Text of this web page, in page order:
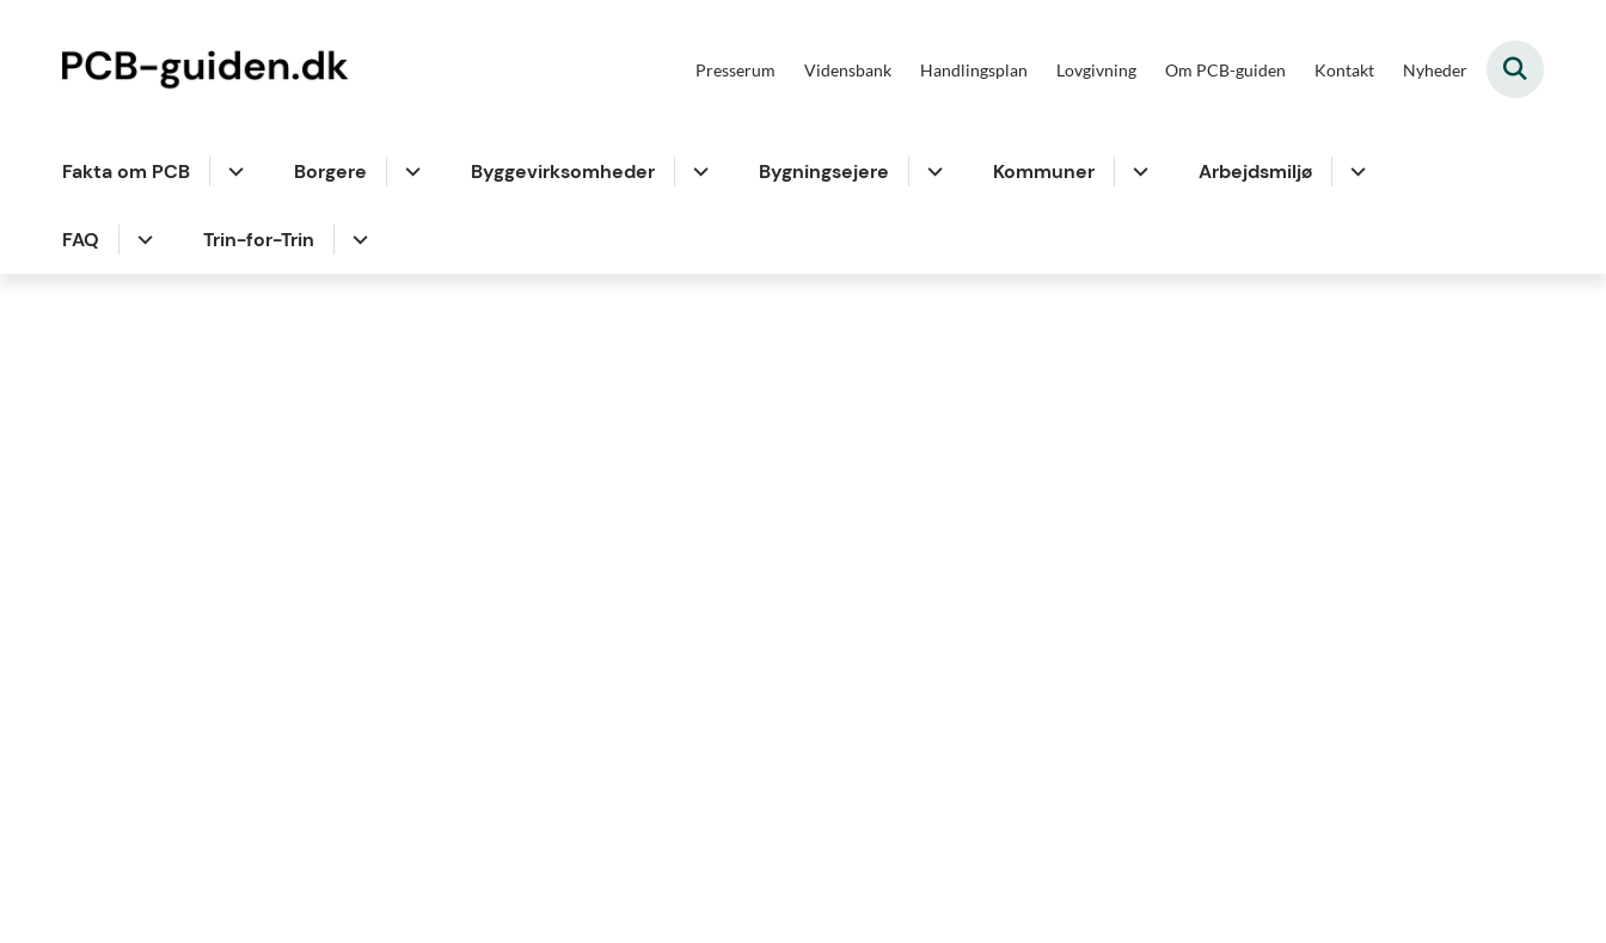
Presserum Vidensbank Handlingsplan Lovgivning Om PCB-guiden Kontakt Nyheder
Fakta om PCB Borgere Byggevirksomheder Bygningsejere Kommuner Arbejdsmiljø
FAQ Trin-for-Trin